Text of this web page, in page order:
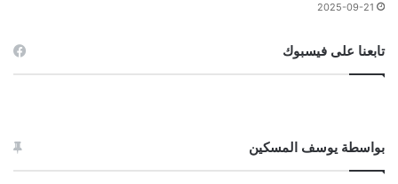
2025-09-21
تابعنا على فيسبوك
بواسطة يوسف المسكين